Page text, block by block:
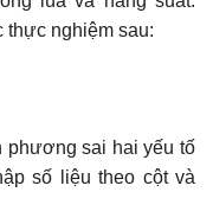
thực nghiệm sau:
phương sai hai yếu tố
số liệu theo cột và